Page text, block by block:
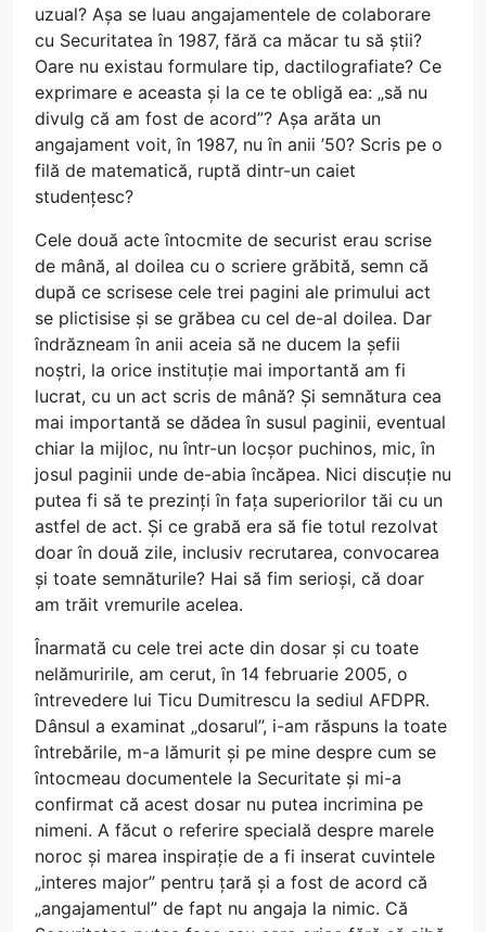
uzual? Așa se luau angajamentele de colaborare
cu Securitatea în 1987, fără ca măcar tu să știi?
Oare nu existau formulare tip, dactilografiate? Ce
exprimare e aceasta și la ce te obligă ea: „să nu
divulg că am fost de acord”? Așa arăta un
angajament voit, în 1987, nu în anii ’50? Scris pe o
filă de matematică, ruptă dintr-un caiet
studențesc?
Cele două acte întocmite de securist erau scrise
de mână, al doilea cu o scriere grăbită, semn că
după ce scrisese cele trei pagini ale primului act
se plictisise și se grăbea cu cel de-al doilea. Dar
îndrăzneam în anii aceia să ne ducem la șefii
noștri, la orice instituție mai importantă am fi
lucrat, cu un act scris de mână? Și semnătura cea
mai importantă se dădea în susul paginii, eventual
chiar la mijloc, nu într-un locșor puchinos, mic, în
josul paginii unde de-abia încăpea. Nici discuție nu
putea fi să te prezinți în fața superiorilor tăi cu un
astfel de act. Și ce grabă era să fie totul rezolvat
doar în două zile, inclusiv recrutarea, convocarea
și toate semnăturile? Hai să fim serioși, că doar
am trăit vremurile acelea.
Înarmată cu cele trei acte din dosar și cu toate
nelămuririle, am cerut, în 14 februarie 2005, o
întrevedere lui Ticu Dumitrescu la sediul AFDPR.
Dânsul a examinat „dosarul”, i-am răspuns la toate
întrebările, m-a lămurit și pe mine despre cum se
întocmeau documentele la Securitate și mi-a
confirmat că acest dosar nu putea incrimina pe
nimeni. A făcut o referire specială despre marele
noroc și marea inspirație de a fi inserat cuvintele
„interes major” pentru țară și a fost de acord că
„angajamentul” de fapt nu angaja la nimic. Că